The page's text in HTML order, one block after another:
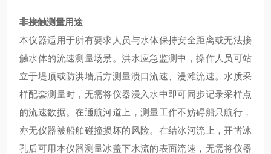
非接触测量用途
本仪器适用于所有要求人员与水体保持安全距离或无法接
触水体的流速测量场景。洪水应急监测中，操作人员可站
立于堤顶或防洪墙后方测量溃口流速、漫滩流速。水质采
样配套测量时，无需将仪器浸入水中即可同步记录采样点
的流速数据。在通航河道上，测量工作不妨碍船只航行，
亦无仪器被船舶碰撞损坏的风险。在结冰河流上，开凿冰
孔后可用本仪器测量冰盖下水流的表面流速，无需将仪器